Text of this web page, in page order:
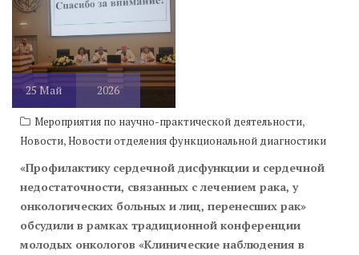
онкоцентре
25Май 2026
Мероприятия по научно-практической деятельности,
Новости,Новости отделения функциональной диагностики
«Профилактику сердечной дисфункции и сердечной
недостаточности, связанных с лечением рака, у
онкологических больных и лиц, перенесших рак»
обсудили в рамках традиционной конференции
молодых онкологов «Клинические наблюдения в